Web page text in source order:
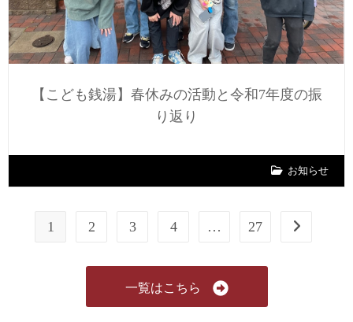
【こども銭湯】春休みの活動と令和7年度の振
り返り
お知らせ
1 2 3 4 … 27
一覧はこちら